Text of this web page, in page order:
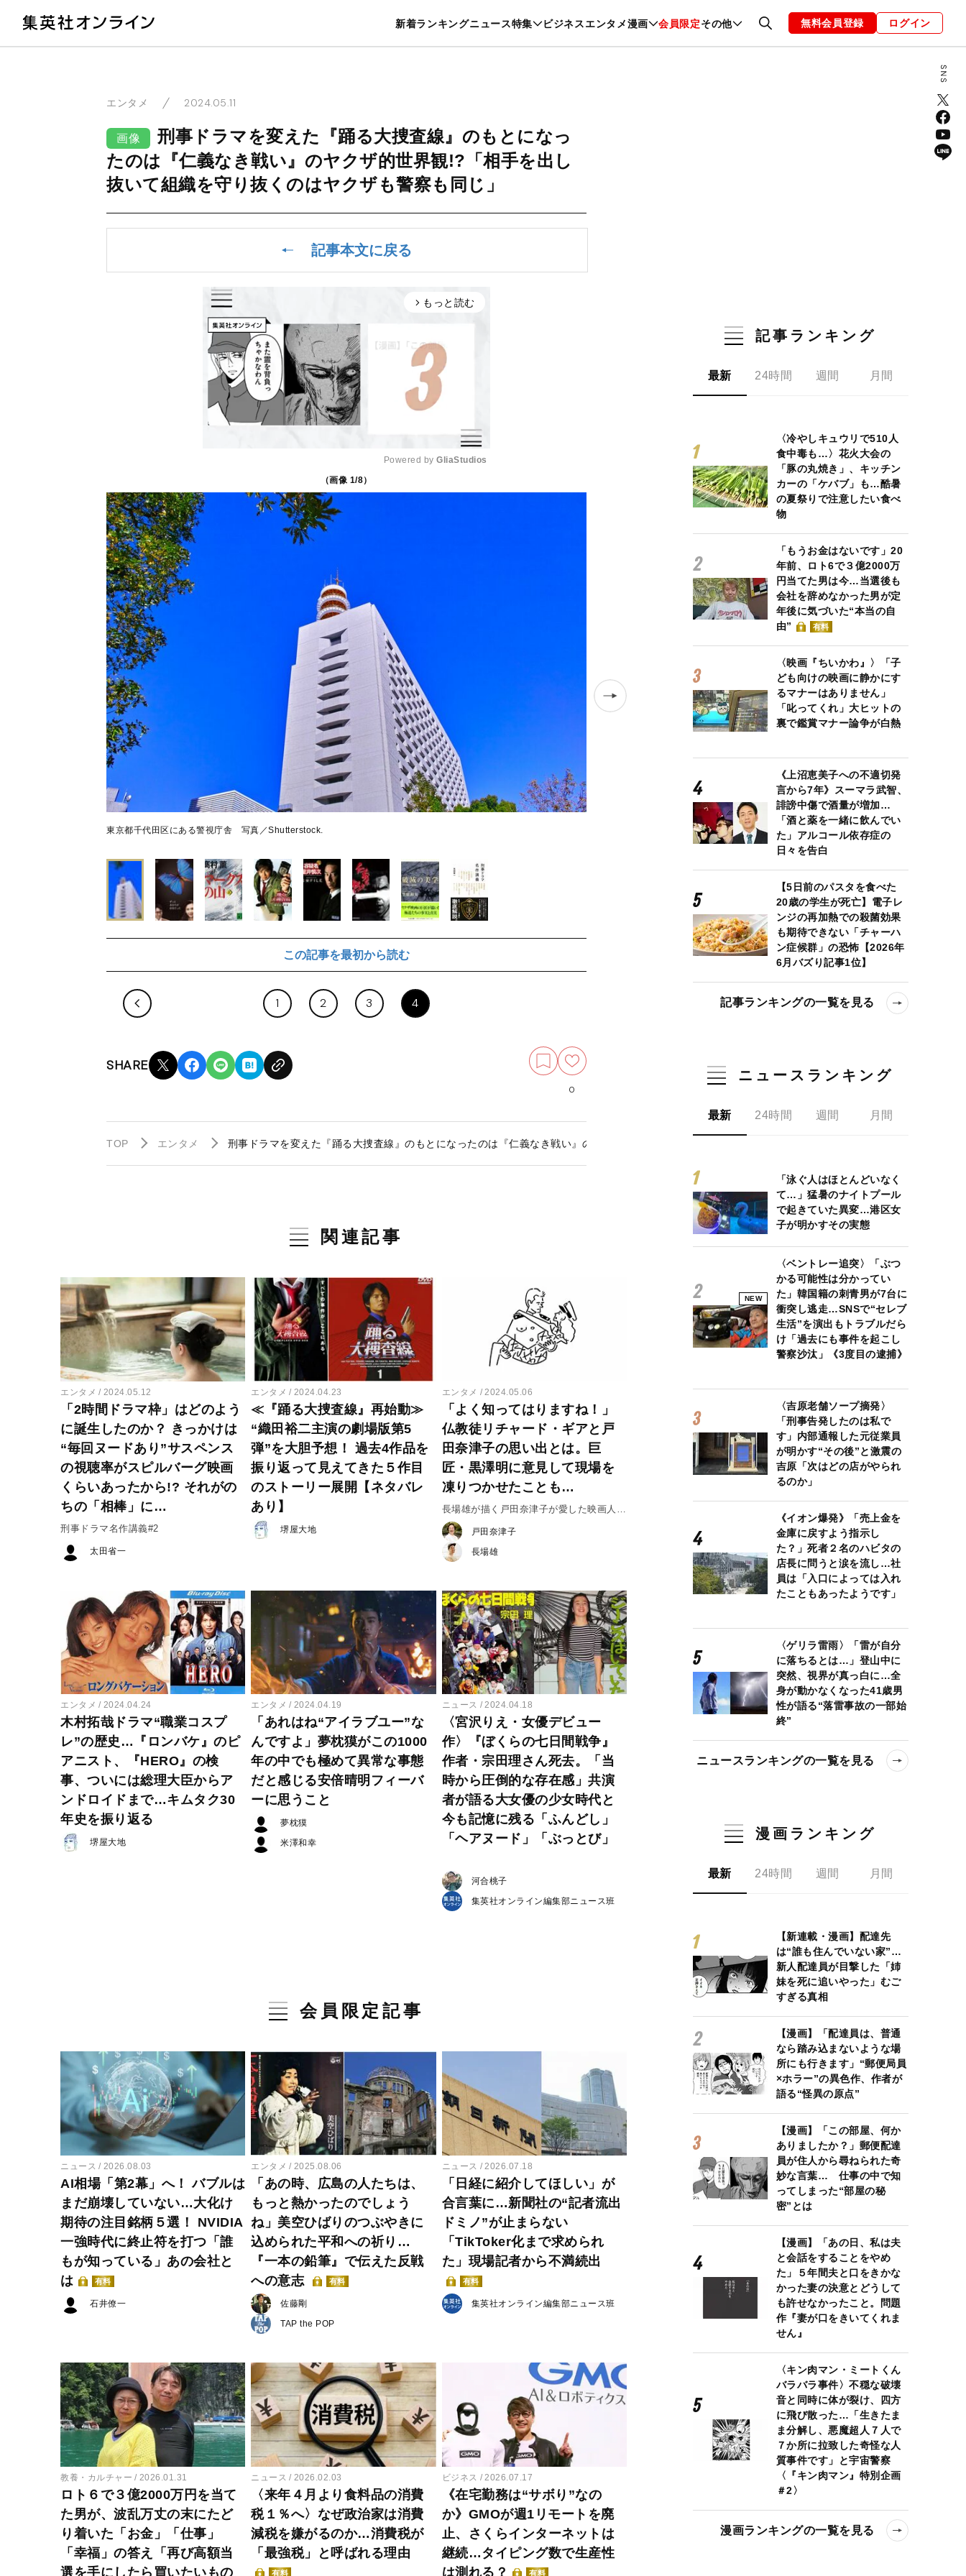
新着ランキングニュース特集 ビジネスエンタメ漫画 会員限定その他
暮らし スポーツ ヘルスケア 美容 グルメ ファッション 恋愛・結婚 編集部 お知らせ
無料会員登録 ログイン
エンタメ 2024.05.11
画像
刑事ドラマを変えた『踊る大捜査線』のもとになっ
たのは『仁義なき戦い』のヤクザ的世界観!?「相手を出し
抜いて組織を守り抜くのはヤクザも警察も同じ」
記事本文に戻る
arrow_forward_ios もっと読む
Powered by GliaStudios
（画像 1/8）
東京都千代田区にある警視庁舎 写真／Shutterstock.
佐野史郎演じる伝説的キャラクターの「冬彦さん」（左）
この記事を最初から読む
1 2 3 4
SHARE
0
TOP エンタメ 刑事ドラマを変えた『踊る大捜査線』のもとになったのは『仁義なき戦い』のヤクザ的世界観!?「相手を出し抜いて組織を守り抜くのはヤクザも警察も同じ」
関連記事
エンタメ 2024.05.12
「2時間ドラマ枠」はどのよう
に誕生したのか？ きっかけは
“毎回ヌードあり”サスペンス
の視聴率がスピルバーグ映画
くらいあったから!? それがの
ちの「相棒」に…
刑事ドラマ名作講義#2
太田省一
エンタメ 2024.04.23
≪『踊る大捜査線』再始動≫
“織田裕二主演の劇場版第5
弾”を大胆予想！ 過去4作品を
振り返って見えてきた５作目
のストーリー展開【ネタバレ
あり】
堺屋大地
エンタメ 2024.05.06
「よく知ってはりますね！」
仏教徒リチャード・ギアと戸
田奈津子の思い出とは。巨
匠・黒澤明に意見して現場を
凍りつかせたことも…
長場雄が描く戸田奈津子が愛した映画人
vol.37 リチャード・ギア
戸田奈津子
長場雄
エンタメ 2024.04.24
木村拓哉ドラマ“職業コスプ
レ”の歴史…『ロンバケ』のピ
アニスト、『HERO』の検
事、ついには総理大臣からア
ンドロイドまで…キムタク30
年史を振り返る
堺屋大地
エンタメ 2024.04.19
「あれはね“アイラブユー”な
んですよ」夢枕獏がこの1000
年の中でも極めて異常な事態
だと感じる安倍晴明フィーバ
ーに思うこと
夢枕獏
米澤和幸
ニュース 2024.04.18
〈宮沢りえ・女優デビュー
作〉『ぼくらの七日間戦争』
作者・宗田理さん死去。「当
時から圧倒的な存在感」共演
者が語る大女優の少女時代と
今も記憶に残る「ふんどし」
「ヘアヌード」「ぶっとび」
河合桃子
集英社オンライン編集部ニュース班
会員限定記事
ニュース 2026.08.03
AI相場「第2幕」へ！ バブルは
まだ崩壊していない…大化け
期待の注目銘柄５選！ NVIDIA
一強時代に終止符を打つ「誰
もが知っている」あの会社と
は
有料
石井僚一
エンタメ 2025.08.06
「あの時、広島の人たちは、
もっと熱かったのでしょう
ね」美空ひばりのつぶやきに
込められた平和への祈り…
『一本の鉛筆』で伝えた反戦
への意志
有料
佐藤剛
TAP the POP
ニュース 2026.07.18
「日経に紹介してほしい」が
合言葉に…新聞社の“記者流出
ドミノ”が止まらない
「TikToker化まで求められ
た」現場記者から不満続出
有料
集英社オンライン編集部ニュース班
教養・カルチャー 2026.01.31
ロト６で３億2000万円を当て
た男が、波乱万丈の末にたど
り着いた「お金」「仕事」
「幸福」の答え「再び高額当
選を手にしたら買いたいもの
ニュース 2026.02.03
〈来年４月より食料品の消費
税１％へ〉なぜ政治家は消費
減税を嫌がるのか…消費税が
「最強税」と呼ばれる理由
有料
ビジネス 2026.07.17
《在宅勤務は“サボり”なの
か》GMOが週1リモートを廃
止、さくらインターネットは
継続…タイピング数で生産性
は測れる？
有料
記事ランキング
最新 24時間 週間 月間
〈冷やしキュウリで510人
食中毒も…〉花火大会の
「豚の丸焼き」、キッチン
カーの「ケバブ」も…酷暑
の夏祭りで注意したい食べ
物
「もうお金はないです」20
年前、ロト6で３億2000万
円当てた男は今…当選後も
会社を辞めなかった男が定
年後に気づいた“本当の自
由”
有料
〈映画『ちいかわ』〉「子
ども向けの映画に静かにす
るマナーはありません」
「叱ってくれ」大ヒットの
裏で鑑賞マナー論争が白熱
《上沼恵美子への不適切発
言から7年》スーマラ武智、
誹謗中傷で酒量が増加…
「酒と薬を一緒に飲んでい
た」アルコール依存症の
日々を告白
【5日前のパスタを食べた
20歳の学生が死亡】電子レ
ンジの再加熱での殺菌効果
も期待できない「チャーハ
ン症候群」の恐怖【2026年
6月バズり記事1位】
記事ランキングの一覧を見る
ニュースランキング
最新 24時間 週間 月間
「泳ぐ人はほとんどいなく
て…」猛暑のナイトプール
で起きていた異変…港区女
子が明かすその実態
NEW
〈ベントレー追突〉「ぶつ
かる可能性は分かってい
た」韓国籍の刺青男が7台に
衝突し逃走…SNSで“セレブ
生活”を演出もトラブルだら
け「過去にも事件を起こし
警察沙汰」《3度目の逮捕》
〈吉原老舗ソープ摘発〉
「刑事告発したのは私で
す」内部通報した元従業員
が明かす“その後”と激震の
吉原「次はどの店がやられ
るのか」
《イオン爆発》「売上金を
金庫に戻すよう指示し
た？」死者２名のハビタの
店長に問うと涙を流し…社
員は「入口によっては入れ
たこともあったようです」
〈ゲリラ雷雨〉「雷が自分
に落ちるとは…」登山中に
突然、視界が真っ白に…全
身が動かなくなった41歳男
性が語る“落雷事故の一部始
終”
ニュースランキングの一覧を見る
漫画ランキング
最新 24時間 週間 月間
【新連載・漫画】配達先
は“誰も住んでいない家”…
新人配達員が目撃した「姉
妹を死に追いやった」むご
すぎる真相
【漫画】「配達員は、普通
なら踏み込まないような場
所にも行きます」“郵便局員
×ホラー”の異色作、作者が
語る“怪異の原点”
【漫画】「この部屋、何か
ありましたか？」郵便配達
員が住人から尋ねられた奇
妙な言葉… 仕事の中で知
ってしまった“部屋の秘
密”とは
【漫画】「あの日、私は夫
と会話をすることをやめ
た」５年間夫と口をきかな
かった妻の決意とどうして
も許せなかったこと。問題
作『妻が口をきいてくれま
せん』
〈キン肉マン・ミートくん
バラバラ事件〉不穏な破壊
音と同時に体が裂け、四方
に飛び散った…「生きたま
ま分解し、悪魔超人７人で
７か所に拉致した奇怪な人
質事件です」と宇宙警察
〈『キン肉マン』特別企画
＃2〉
漫画ランキングの一覧を見る